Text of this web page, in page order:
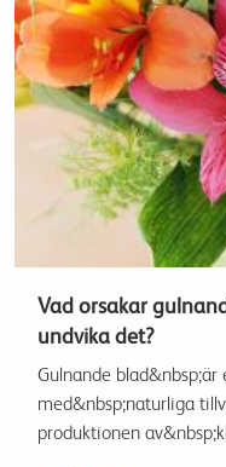
Vad orsakar
undvika det?
Gulnande
med&nbsp;naturliga
produktionen